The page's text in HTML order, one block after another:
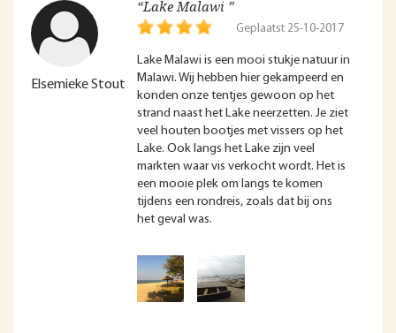
Elsemieke Stout
“Lake Malawi ”
Geplaatst 25-10-2017
Lake Malawi is een mooi stukje natuur in
Malawi. Wij hebben hier gekampeerd en
konden onze tentjes gewoon op het
strand naast het Lake neerzetten. Je ziet
veel houten bootjes met vissers op het
Lake. Ook langs het Lake zijn veel
markten waar vis verkocht wordt. Het is
een mooie plek om langs te komen
tijdens een rondreis, zoals dat bij ons
het geval was.